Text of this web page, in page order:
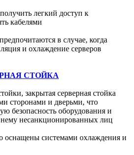
легкий доступ к
кабелями
в случае, когда
и охлаждение серверов
СТОЙКА
закрытая серверная стойка
сторонами и дверьми, что
безопасность оборудования и
несанкционированных лиц
оснащены системами охлаждения и